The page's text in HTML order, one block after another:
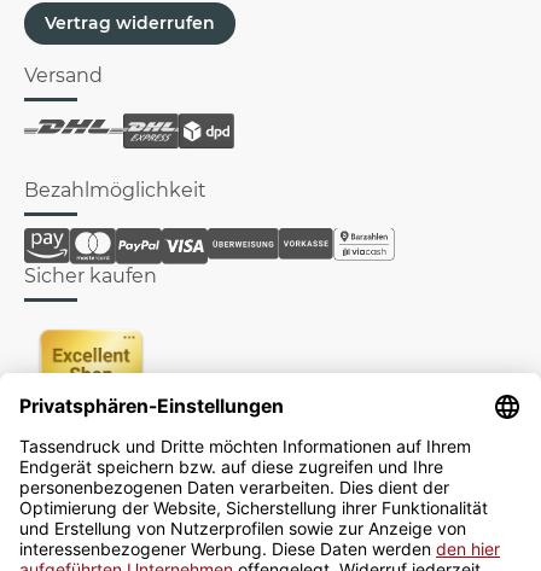
Vertrag widerrufen
Versand
Bezahlmöglichkeit
Sicher kaufen